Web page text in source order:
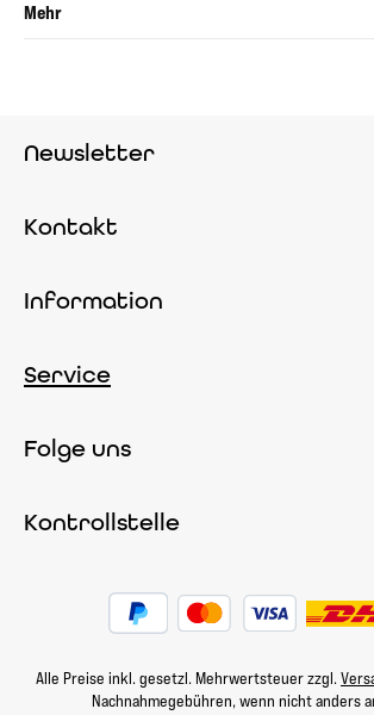
Mehr
Newsletter
Kontakt
Information
Service
Folge uns
Kontrollstelle
Alle Preise inkl. gesetzl. Mehrwertsteuer zzgl.
Nachnahmegebühren, wenn nicht anders